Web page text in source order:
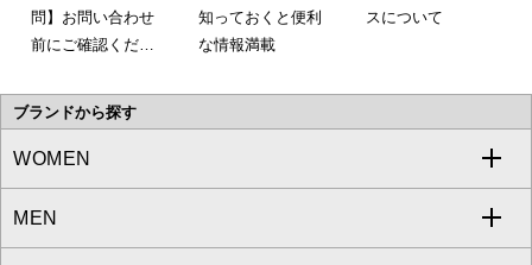
問】お問い合わせ
前にご確認くださ
知っておくと便利
な情報満載
スについて
ブランドから探す
WOMEN
a.v.v
MEN